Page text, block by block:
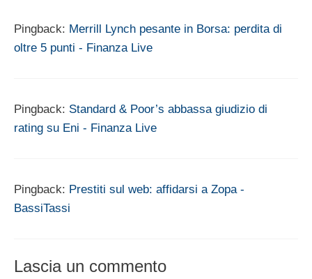
Pingback: Merrill Lynch pesante in Borsa: perdita di
oltre 5 punti - Finanza Live
Pingback: Standard & Poor’s abbassa giudizio di
rating su Eni - Finanza Live
Pingback: Prestiti sul web: affidarsi a Zopa -
BassiTassi
Lascia un commento